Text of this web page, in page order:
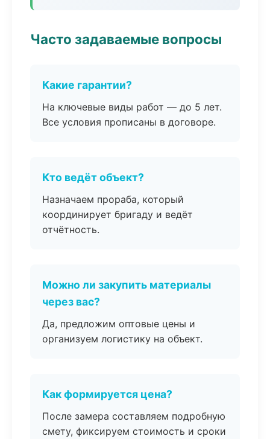
Часто задаваемые вопросы
Какие гарантии?
На ключевые виды работ — до 5 лет.
Все условия прописаны в договоре.
Кто ведёт объект?
Назначаем прораба, который
координирует бригаду и ведёт
отчётность.
Можно ли закупить материалы
через вас?
Да, предложим оптовые цены и
организуем логистику на объект.
Как формируется цена?
После замера составляем подробную
смету, фиксируем стоимость и сроки